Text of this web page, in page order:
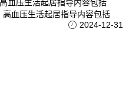
血压生活起居指导内容包括
2024-12-31